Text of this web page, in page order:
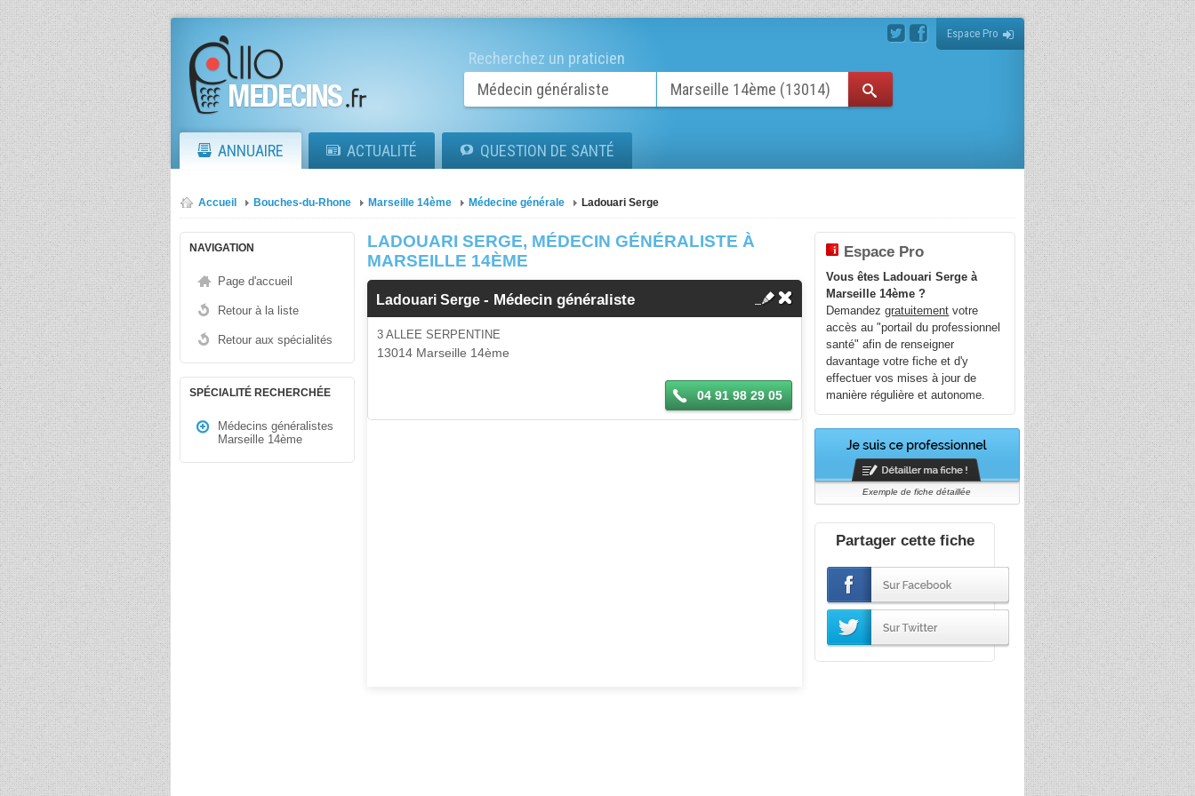
Espace Pro
Recherchez un praticien
ANNUAIRE ACTUALITÉ QUESTION DE SANTÉ
Accueil Bouches-du-Rhone Marseille 14ème Médecine générale Ladouari Serge
NAVIGATION
Page d'accueil
Retour à la liste
Retour aux spécialités
SPÉCIALITÉ RECHERCHÉE
Médecins généralistes
Marseille 14ème
LADOUARI SERGE, MÉDECIN GÉNÉRALISTE À
MARSEILLE 14ÈME
Ladouari Serge- Médecin généraliste
3 ALLEE SERPENTINE
13014 Marseille 14ème
04 91 98 29 05
Espace Pro
Vous êtes Ladouari Serge à
Marseille 14ème ?
Demandezgratuitement votre
accès au "portail du professionnel
santé" afin de renseigner
davantage votre fiche et d'y
effectuer vos mises à jour de
manière régulière et autonome.
Exemple de fiche détaillée
Partager cette fiche